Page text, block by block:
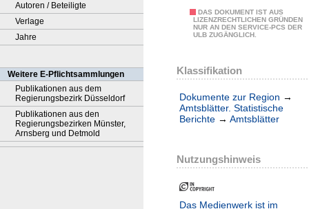
Autoren / Beteiligte
Verlage
Jahre
Weitere E-Pflichtsammlungen
Publikationen aus dem
Regierungsbezirk Düsseldorf
Publikationen aus den
Regierungsbezirken Münster,
Arnsberg und Detmold
DAS DOKUMENT IST AUS
LIZENZRECHTLICHEN GRÜNDEN
NUR AN DEN SERVICE-PCS DER
ULB ZUGÄNGLICH.
Klassifikation
Dokumente zur Region →
Amtsblätter. Statistische
Berichte → Amtsblätter
Nutzungshinweis
Das Medienwerk ist im